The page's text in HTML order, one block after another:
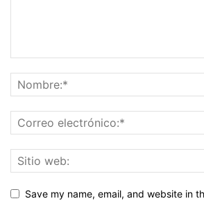
Save my name, email, and website in